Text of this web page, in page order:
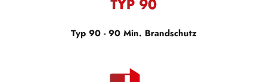
Typ 90 - 90 Min. Brandschutz